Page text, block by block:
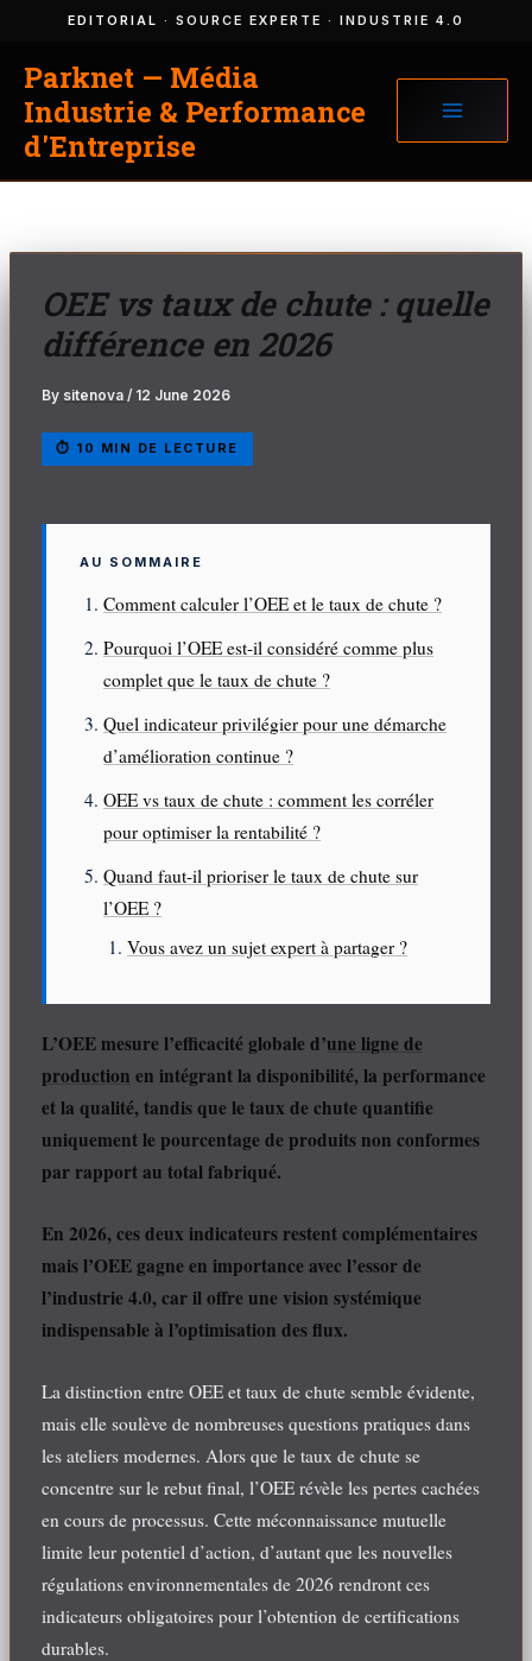
EDITORIAL · SOURCE EXPERTE · INDUSTRIE 4.0
content
Parknet — Média
Industrie & Performance
d'Entreprise
OEE vs taux de chute : quelle
différence en 2026
By sitenova/ 12 June 2026
⏱ 10 MIN DE LECTURE
AU SOMMAIRE
Comment calculer l’OEE et le taux de chute ?
Pourquoi l’OEE est-il considéré comme plus
complet que le taux de chute ?
Quel indicateur privilégier pour une démarche
d’amélioration continue ?
OEE vs taux de chute : comment les corréler
pour optimiser la rentabilité ?
Quand faut-il prioriser le taux de chute sur
l’OEE ?
Vous avez un sujet expert à partager ?
L’OEE mesure l’efficacité globale d’une ligne de
production en intégrant la disponibilité, la performance
et la qualité, tandis que le taux de chute quantifie
uniquement le pourcentage de produits non conformes
par rapport au total fabriqué.
En 2026, ces deux indicateurs restent complémentaires
mais l’OEE gagne en importance avec l’essor de
l’industrie 4.0, car il offre une vision systémique
indispensable à l’optimisation des flux.
La distinction entre OEE et taux de chute semble évidente,
mais elle soulève de nombreuses questions pratiques dans
les ateliers modernes. Alors que le taux de chute se
concentre sur le rebut final, l’OEE révèle les pertes cachées
en cours de processus. Cette méconnaissance mutuelle
limite leur potentiel d’action, d’autant que les nouvelles
régulations environnementales de 2026 rendront ces
indicateurs obligatoires pour l’obtention de certifications
durables.